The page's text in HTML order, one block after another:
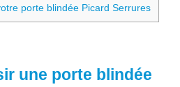
porte blindée Picard Serrures
une porte blindée